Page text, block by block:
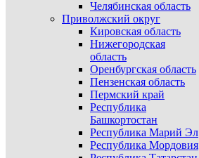
Челябинская область
Приволжский округ
Кировская область
Нижегородская
область
Оренбургская область
Пензенская область
Пермский край
Республика
Башкортостан
Республика Марий Эл
Республика Мордовия